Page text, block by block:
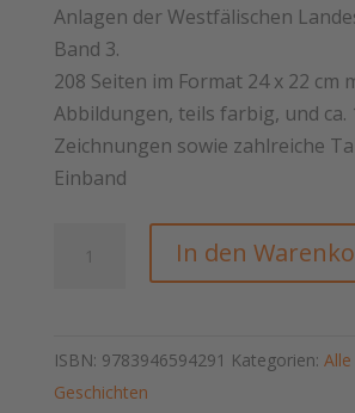
Anlagen der Westfälischen
Band 3.
208 Seiten im Format 24 x 22 cm
Abbildungen, teils farbig, und ca.
Zeichnungen sowie zahlreiche
Einband
Personen-
der
WLE
In den
ISBN: 9783946594291 Kategorien:
Geschichten